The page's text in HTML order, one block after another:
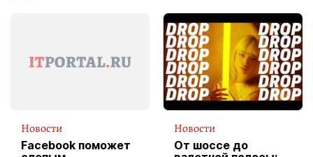
Новости
Facebook поможет
Новости
От шоссе до